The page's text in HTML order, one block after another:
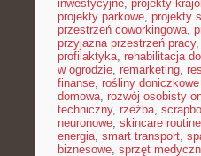
inwestycyjne, projekty
projekty parkowe, projekty
przestrzeń coworkingowa,
przyjazna przestrzeń pracy,
profilaktyka, rehabilitacja
w ogrodzie, remarketing,
finanse, rośliny
domowa, rozwój osobisty
techniczny, rzeźba,
neuronowe, skincare routine
energia, smart transport,
biznesowe, sprzęt